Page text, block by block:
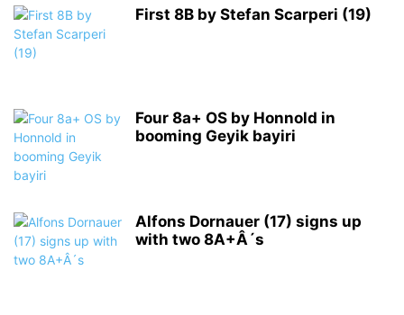
First 8B by Stefan Scarperi (19)
Four 8a+ OS by Honnold in
booming Geyik bayiri
Alfons Dornauer (17) signs up
with two 8A+Â´s